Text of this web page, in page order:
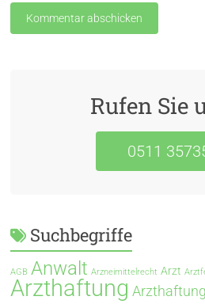
Rufen Sie
0511
Suchbegriffe
AGB Anwalt Arzneimittelrecht Arzt
Arzthaftung